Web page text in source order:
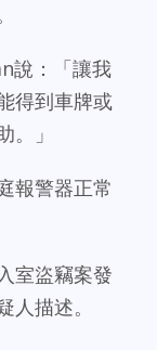
說：「讓我
得到車牌或
。」
報警器正常
室盜竊案發
描述。